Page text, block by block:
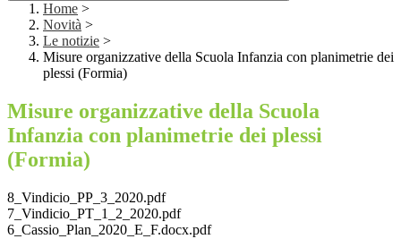
Home >
Novità >
Le notizie >
Misure organizzative della Scuola Infanzia con planimetrie dei
plessi (Formia)
Misure organizzative della Scuola
Infanzia con planimetrie dei plessi
(Formia)
8_Vindicio_PP_3_2020.pdf
7_Vindicio_PT_1_2_2020.pdf
6_Cassio_Plan_2020_E_F.docx.pdf